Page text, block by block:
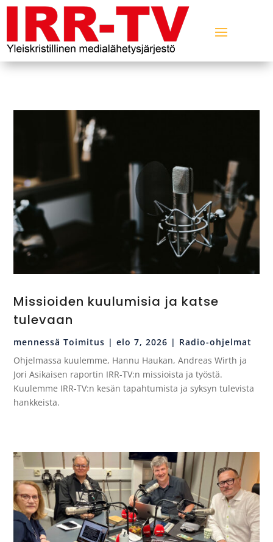
Missioiden kuulumisia ja katse
tulevaan
mennessäToimitus |elo 7, 2026 | Radio-ohjelmat
Ohjelmassa kuulemme, Hannu Haukan, Andreas Wirth ja
Jori Asikaisen raportin IRR-TV:n missioista ja työstä.
Kuulemme IRR-TV:n kesän tapahtumista ja syksyn tulevista
hankkeista.